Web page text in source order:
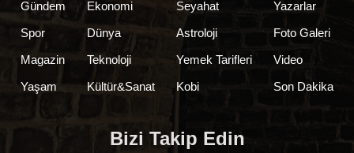
Gündem
Spor
Magazin
Yaşam
Ekonomi
Dünya
Teknoloji
Kültür&Sanat
Seyahat
Astroloji
Yemek Tarifleri
Kobi
Yazarlar
Foto Galeri
Video
Son Dakika
Bizi Takip Edin